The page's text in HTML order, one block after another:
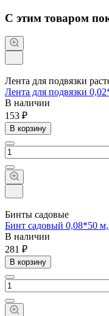
С этим товаром
Лента для подвязки
Лента для подвязки
В наличии
153 ₽
В корзину
Бинты садовые
Бинт садовый 0,08*50
В наличии
281 ₽
В корзину